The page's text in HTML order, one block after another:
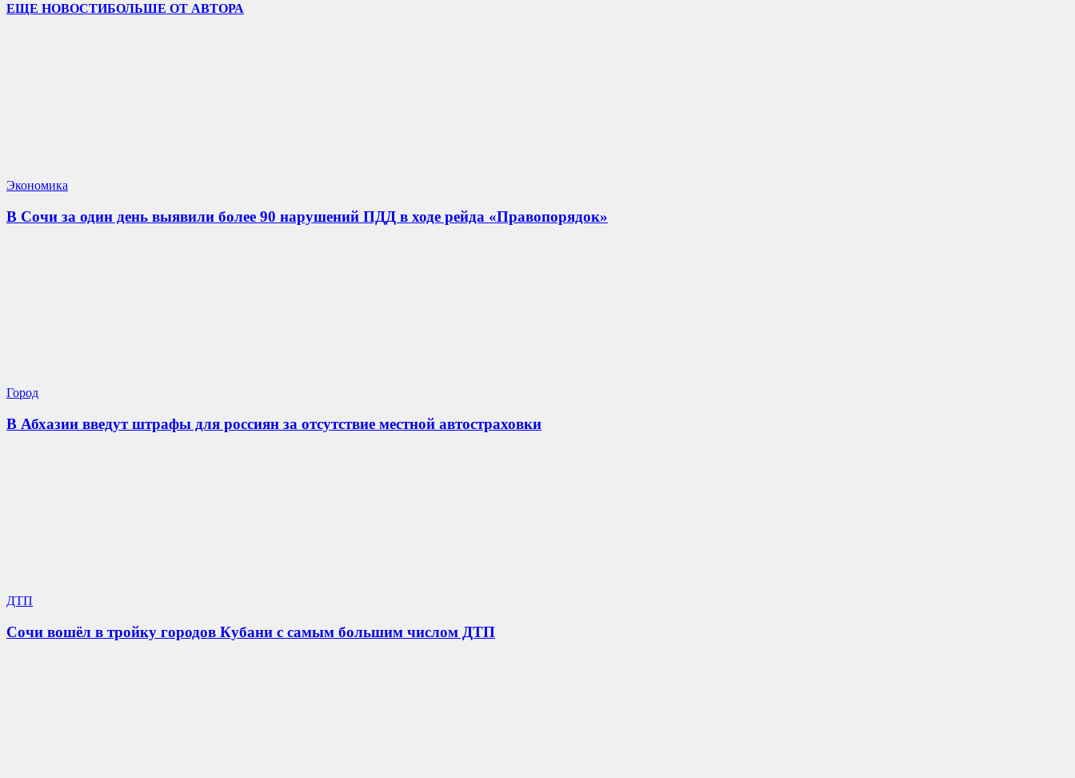
ЕЩЕ НОВОСТИБОЛЬШЕ ОТ АВТОРА
Экономика
В Сочи за один день выявили более 90 нарушений ПДД в ходе рейда «Правопорядок»
Город
В Абхазии введут штрафы для россиян за отсутствие местной автостраховки
ДТП
Сочи вошёл в тройку городов Кубани с самым большим числом ДТП